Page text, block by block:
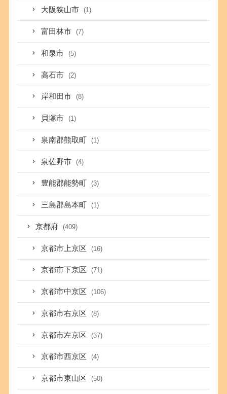
大阪狭山市 (1)
富田林市 (7)
和泉市 (5)
高石市 (2)
岸和田市 (8)
貝塚市 (1)
泉南郡熊取町 (1)
泉佐野市 (4)
豊能郡能勢町 (3)
三島郡島本町 (1)
京都府 (409)
京都市上京区 (16)
京都市下京区 (71)
京都市中京区 (106)
京都市右京区 (8)
京都市左京区 (37)
京都市西京区 (4)
京都市東山区 (50)